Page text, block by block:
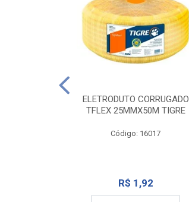
ELETRODUTO CORRUGADO
TFLEX 25MMX50M TIGRE
Código: 16017
R$ 1,92